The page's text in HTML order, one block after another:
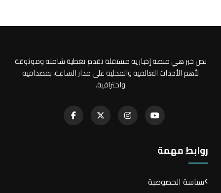
نص خبر هي منصة إخبارية مستقلة تقدم تغطية شاملة وموثوقة
لأهم الأحداث العالمية والمحلية على مدار الساعة، بمصداقية
واحترافية.
روابط مهمة
سياسة الخصوصية